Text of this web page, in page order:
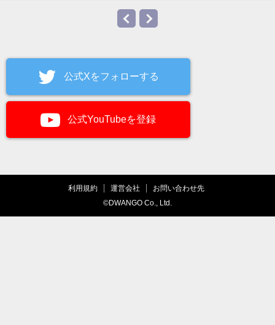
公式Xをフォローする
公式YouTubeを登録
利用規約 運営会社
お問い合わせ先
©DWANGO Co., Ltd.